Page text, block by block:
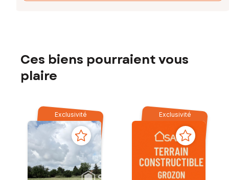
Ces biens pourraient vous
plaire
Exclusivité Exclusivité